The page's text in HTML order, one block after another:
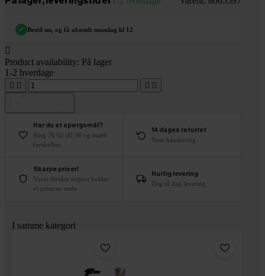
✓ Bestil nu, og få afsendt mandag kl 12

Product availability: På lager
1-2 hverdage
   
Har du et spørgsmål?
Ring 76 62 00 36 og mærk
forskellen.
14 dages returret
Nem håndtering
Skarpe priser!
Vores direkte import holder
vi priserne nede.
Hurtig levering
Dag til dag levering
I samme kategori